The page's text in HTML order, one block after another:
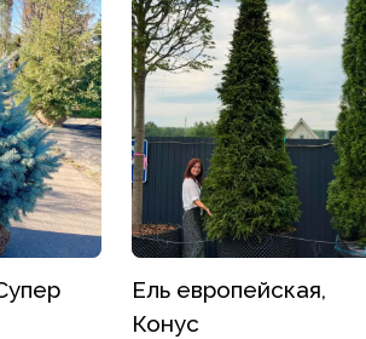
Ель европейская,
Конус